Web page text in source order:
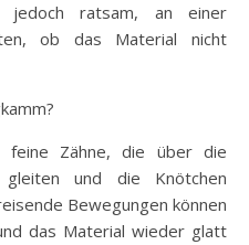
jedoch ratsam, an einer
ob das Material nicht
feine Zähne, die über die
und die Knötchen
Bewegungen können
das Material wieder glatt